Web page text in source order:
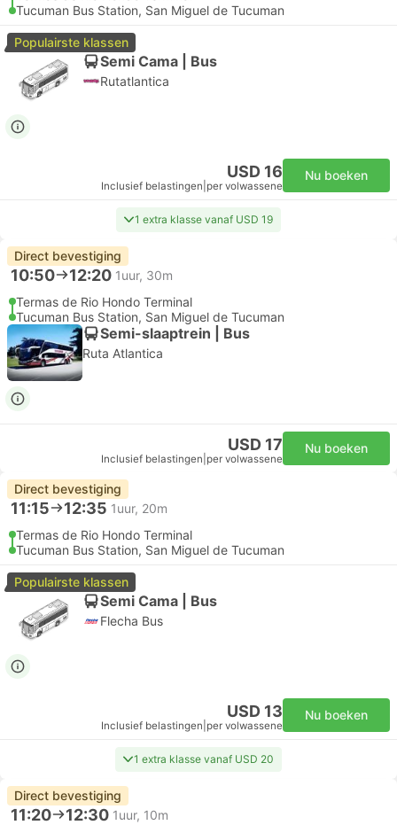
Tucuman Bus Station, San Miguel de Tucuman
Populairste klassen
Semi Cama | Bus
Rutatlantica
USD 16
Inclusief belastingen per volwassene
Nu boeken
1 extra klasse vanaf USD 19
Direct bevestiging
10:50 12:20 1uur, 30m
Termas de Rio Hondo Terminal
Tucuman Bus Station, San Miguel de Tucuman
Semi-slaaptrein | Bus
Ruta Atlantica
USD 17
Inclusief belastingen per volwassene
Nu boeken
Direct bevestiging
11:15 12:35 1uur, 20m
Termas de Rio Hondo Terminal
Tucuman Bus Station, San Miguel de Tucuman
Populairste klassen
Semi Cama | Bus
Flecha Bus
USD 13
Inclusief belastingen per volwassene
Nu boeken
1 extra klasse vanaf USD 20
Direct bevestiging
11:20 12:30 1uur, 10m